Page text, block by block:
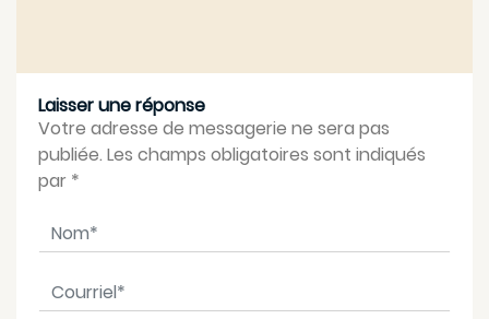
Laisser une réponse
Votre adresse de messagerie ne sera pas
publiée. Les champs obligatoires sont indiqués
par *
Nom*
Courriel*